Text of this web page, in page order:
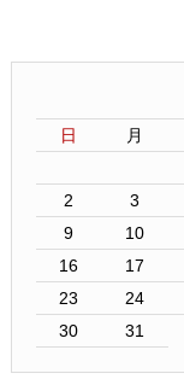
日
月
2
3
9
10
16
17
23
24
30
31